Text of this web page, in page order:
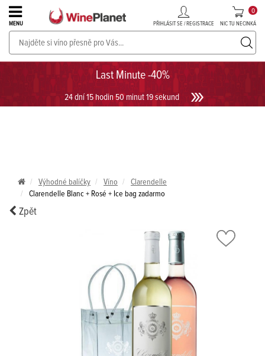
Last Minute -40%
24 dní 15 hodin 50 minut 19 sekund
MENU PŘIHLÁSIT SE / REGISTRACE NIC TU NECINKÁ
0
PROSECCO v akci až do -30%!UKÁZAT PROSECCO
Výhodné balíčky Víno
Clarendelle
Clarendelle Blanc + Rosé + Ice bag zadarmo
Zpět